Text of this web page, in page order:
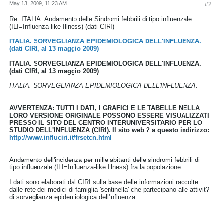
#2
May 13, 2009, 11:23 AM
Re: ITALIA: Andamento delle Sindromi febbrili di tipo influenzale
(ILI=Influenza-like Illness) (dati CIRI)
ITALIA. SORVEGLIANZA EPIDEMIOLOGICA DELL'INFLUENZA.
(dati CIRI, al 13 maggio 2009)
ITALIA. SORVEGLIANZA EPIDEMIOLOGICA DELL'INFLUENZA.
(dati CIRI, al 13 maggio 2009)
ITALIA. SORVEGLIANZA EPIDEMIOLOGICA DELL'INFLUENZA.
AVVERTENZA: TUTTI I DATI, I GRAFICI E LE TABELLE NELLA
LORO VERSIONE ORIGINALE POSSONO ESSERE VISUALIZZATI
PRESSO IL SITO DEL CENTRO INTERUNIVERSITARIO PER LO
STUDIO DELL'INFLUENZA (CIRI). Il sito web ? a questo indirizzo:
http://www.influciri.it/frsetcn.html
Andamento dell'incidenza per mille abitanti delle sindromi febbrili di
tipo influenzale (ILI=Influenza-like Illness) fra la popolazione.
I dati sono elaborati dal CIRI sulla base delle informazioni raccolte
dalle rete dei medici di famiglia 'sentinella' che partecipano alle attivit?
di sorveglianza epidemiologica dell'influenza.